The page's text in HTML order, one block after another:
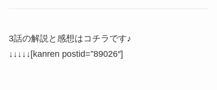
3話の解説と感想はコチラです♪
↓↓↓↓↓[kanren postid=”89026″]